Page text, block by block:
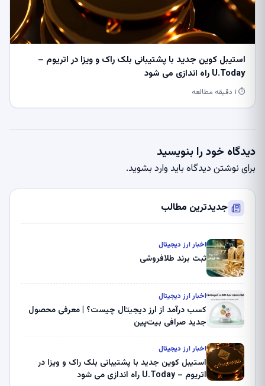
استیبل کوین جدید با پشتیبانی بلک راک و ویزا در اتریوم –
U.Today راه اندازی می شود
⏱ ۱ دقیقه مطالعه
دیدگاه خود را بنویسید
برای نوشتن دیدگاه باید وارد بشوید.
جدیدترین مطالب
اخبار ارز دیجیتال
ثبت برند طلافروشی
اخبار ارز دیجیتال
کسب درآمد از ارز دیجیتال چیست؟ | معرفی محصول
جدید صرافی بیت‌پین
اخبار ارز دیجیتال
استیبل کوین جدید با پشتیبانی بلک راک و ویزا در
اتریوم – U.Today راه اندازی می شود